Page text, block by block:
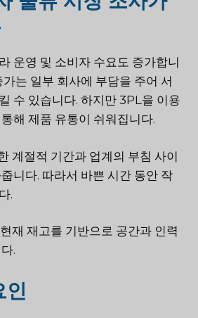
운영 및 소비자 수요도 증가합니
는 일부 회사에 부담을 주어 서
수 있습니다. 하지만 3PL을 이용
해 제품 유통이 쉬워집니다.
계절적 기간과 업계의 부침 사이
니다. 따라서 바쁜 시간 동안 작
.
재 재고를 기반으로 공간과 인력
.
인